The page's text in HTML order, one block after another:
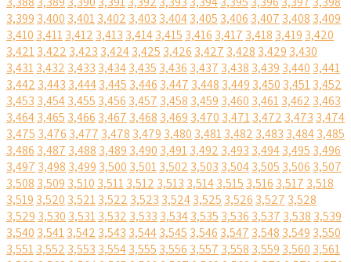
3,399 3,400 3,4013,402 3,403 3,4043,405 3,406 3,407 3,408 3,409
3,410 3,4113,412 3,413 3,4143,415 3,416 3,417 3,418 3,419 3,420
3,4213,422 3,423 3,4243,425 3,426 3,427 3,428 3,429 3,430
3,4313,432 3,433 3,4343,435 3,436 3,437 3,438 3,439 3,440 3,441
3,442 3,443 3,4443,445 3,446 3,447 3,448 3,449 3,450 3,4513,452
3,453 3,4543,455 3,456 3,457 3,458 3,459 3,460 3,4613,462 3,463
3,4643,465 3,466 3,467 3,468 3,469 3,470 3,4713,472 3,473 3,474
3,475 3,476 3,477 3,478 3,479 3,480 3,4813,482 3,483 3,4843,485
3,486 3,487 3,488 3,489 3,490 3,4913,492 3,493 3,4943,495 3,496
3,497 3,498 3,499 3,500 3,5013,502 3,503 3,5043,505 3,506 3,507
3,508 3,509 3,510 3,5113,512 3,513 3,5143,515 3,516 3,517 3,518
3,519 3,520 3,5213,522 3,523 3,5243,525 3,526 3,527 3,528
3,529 3,530 3,5313,532 3,533 3,5343,535 3,536 3,537 3,538 3,539
3,540 3,5413,542 3,543 3,5443,545 3,546 3,547 3,548 3,549 3,550
3,5513,552 3,553 3,5543,555 3,556 3,557 3,558 3,559 3,560 3,561